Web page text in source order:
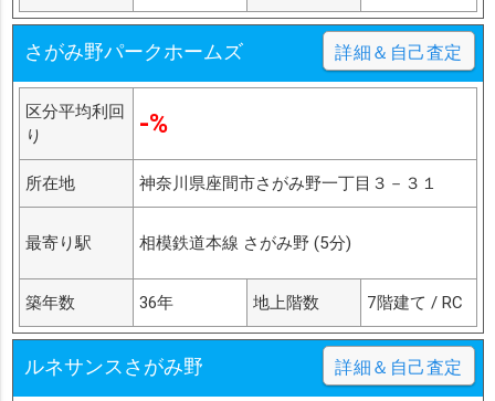
さがみ野パークホームズ 詳細＆自己査定
区分平均利回
り
-%
所在地 神奈川県座間市さがみ野一丁目３－３１
最寄り駅 相模鉄道本線 さがみ野 (5分)
築年数 36年 地上階数 7階建て / RC
ルネサンスさがみ野 詳細＆自己査定